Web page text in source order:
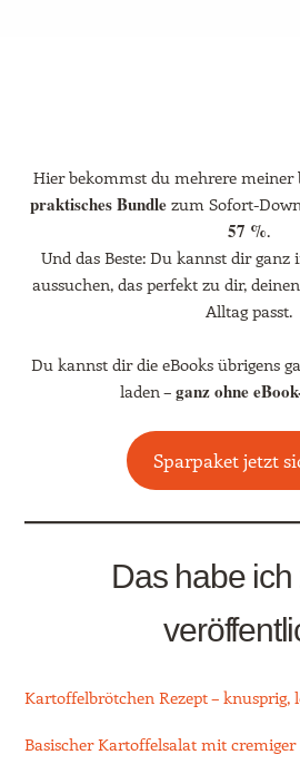
Hier bekommst du mehrere meiner
praktisches Bundle zum Sofort-
57 %.
Und das Beste: Du kannst dir ganz
aussuchen, das perfekt zu dir,
Alltag passt.
Du kannst dir die eBooks übrigens
laden – ganz ohne
Sparpaket jetzt
Das habe ich
Kartoffelbrötchen Rezept – knusprig,
Basischer Kartoffelsalat mit